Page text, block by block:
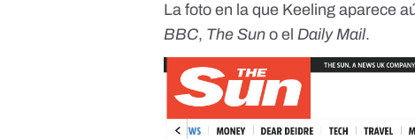
La foto en la que Keeling aparece
BBC, The Sun o elDaily Mail.